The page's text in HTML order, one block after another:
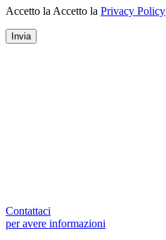
Accetto la Accetto la Privacy Policy
Contattaci
per avere informazioni